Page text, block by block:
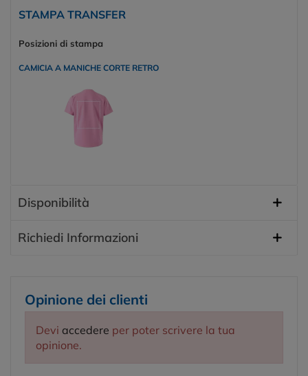
STAMPA TRANSFER
Posizioni di stampa
CAMICIA A MANICHE CORTE RETRO
Disponibilità
Richiedi Informazioni
Opinione dei clienti
Devi accedere per poter scrivere la tua
opinione.